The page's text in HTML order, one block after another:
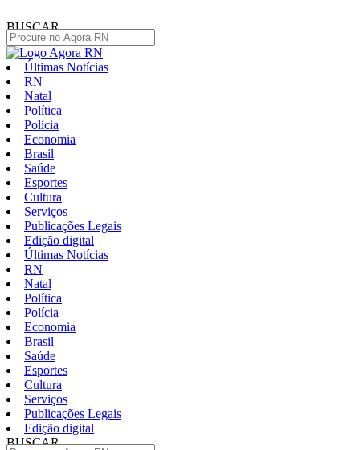
BUSCAR
Últimas Notícias
RN
Natal
Política
Polícia
Economia
Brasil
Saúde
Esportes
Cultura
Serviços
Publicações Legais
Edição digital
Últimas Notícias
RN
Natal
Política
Polícia
Economia
Brasil
Saúde
Esportes
Cultura
Serviços
Publicações Legais
Edição digital
BUSCAR